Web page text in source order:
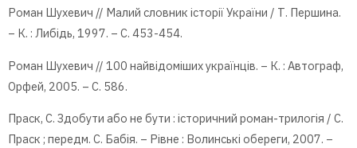
Роман Шухевич // Малий словник історії України / Т. Першина.
– К. : Либідь, 1997. – С. 453-454.
Роман Шухевич // 100 найвідоміших українців. – К. : Автограф,
Орфей, 2005. – С. 586.
Праск, С. Здобути або не бути : історичний роман-трилогія / С.
Праск ; передм. С. Бабія. – Рівне : Волинські обереги, 2007. –